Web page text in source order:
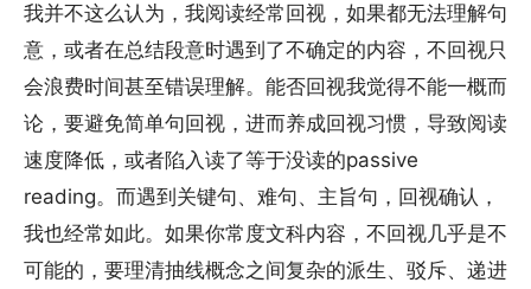
我并不这么认为，我阅读经常回视，如果都无法理解句
意，或者在总结段意时遇到了不确定的内容，不回视只
会浪费时间甚至错误理解。能否回视我觉得不能一概而
论，要避免简单句回视，进而养成回视习惯，导致阅读
速度降低，或者陷入读了等于没读的passive
reading。而遇到关键句、难句、主旨句，回视确认，
我也经常如此。如果你常度文科内容，不回视几乎是不
可能的，要理清抽线概念之间复杂的派生、驳斥、递进